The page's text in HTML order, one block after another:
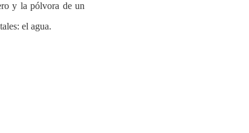
y la pólvora de un
el agua.